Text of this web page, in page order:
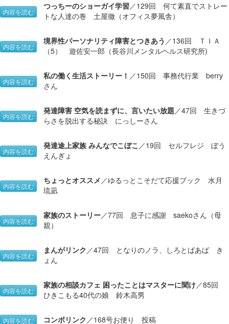
内容を読む
つっちーのショーガイ学習／129回 何て素直でストレー
トな人達の巻 土屋徹（オフィス夢風舎）
内容を読む
境界性パーソナリティ障害とつきあう ／136回 ＴＩＡ
（5） 遊佐安一郎（長谷川メンタルヘルス研究所)
内容を読む
私の働く生活ストーリー！ ／150回 事務代行業 berry
さん
内容を読む
発達障害 空気を読まずに、言いたい放題／47回 生きづ
らさを脱出する秘訣 にっしーさん
内容を読む
発達途上家族 みんなでこぼこ ／19回 セルフレジ ぼう
えんぎょ
内容を読む
ちょっとオススメ ／ゆるっとこそだて応援ブック 水月
琉凪
内容を読む
家族のストーリー／77回 息子に感謝 saekoさん（母
親）
内容を読む
まんがリンク ／47回 となりのノラ、しろとばあば き
ょん
内容を読む
家族の相談カフェ 困ったことはマスターに聞け／85回
ひきこもる40代の娘 鈴木高男
内容を読む コンボリンク ／168号お便り 投稿